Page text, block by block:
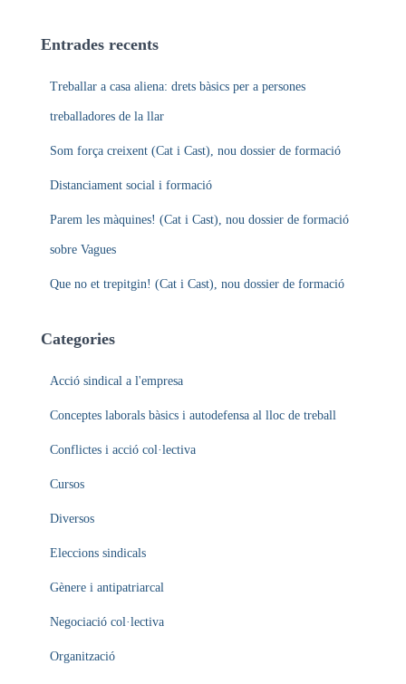
:Entrades recents
Treballar a casa aliena: drets bàsics per a persones
treballadores de la llar
Som força creixent (Cat i Cast), nou dossier de formació
Distanciament social i formació
Parem les màquines! (Cat i Cast), nou dossier de formació
sobre Vagues
Que no et trepitgin! (Cat i Cast), nou dossier de formació
Categories
Acció sindical a l'empresa
Conceptes laborals bàsics i autodefensa al lloc de treball
Conflictes i acció col·lectiva
Cursos
Diversos
Eleccions sindicals
Gènere i antipatriarcal
Negociació col·lectiva
Organització